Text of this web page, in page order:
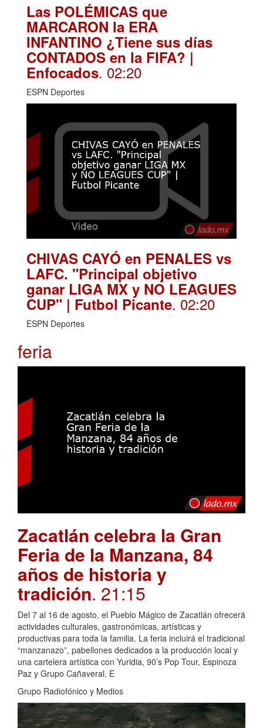
Las POLÉMICAS que
MARCARON la ERA
INFANTINO ¿Tiene sus días
CONTADOS en la FIFA? |
Enfocados. 02:20
ESPN Deportes
CHIVAS CAYÓ en PENALES vs
LAFC. "Principal objetivo
ganar LIGA MX y NO LEAGUES
CUP" | Futbol Picante. 02:20
ESPN Deportes
feria
Zacatlán celebra la Gran
Feria de la Manzana, 84
años de historia y
tradición. 21:15
Del 7 al 16 de agosto, el Pueblo Mágico de Zacatlán ofrecerá
actividades culturales, gastronómicas, artísticas y
productivas para toda la familia. La feria incluirá el tradicional
“manzanazo”, pabellones dedicados a la producción local y
una cartelera artística con Yuridia, 90’s Pop Tour, Espinoza
Paz y Grupo Cañaveral. E
Grupo Radiofónico y Medios